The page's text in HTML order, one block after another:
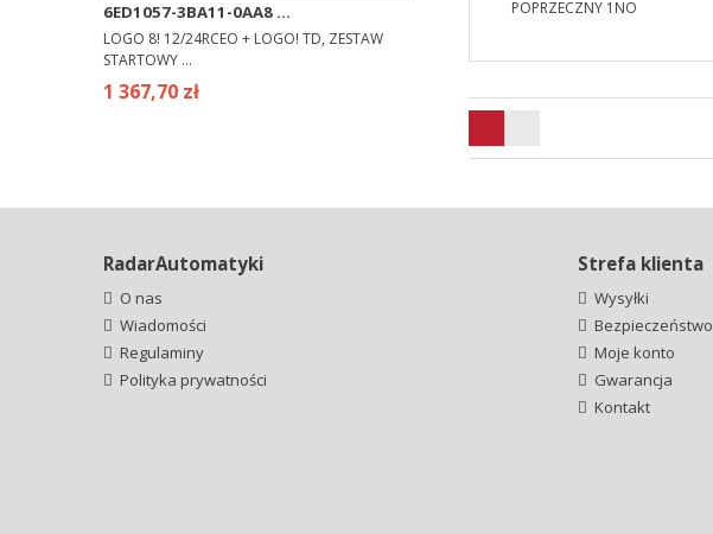
6ED1057-3BA11-0AA8 ...
LOGO 8! 12/24RCEO + LOGO! TD, ZESTAW
STARTOWY ...
1 367,70 zł
RadarAutomatyki
O nas
Wiadomości
Regulaminy
Polityka prywatności
Strefa klienta
Wysyłki
Bezpieczeństwo
Moje konto
Gwarancja
Kontakt